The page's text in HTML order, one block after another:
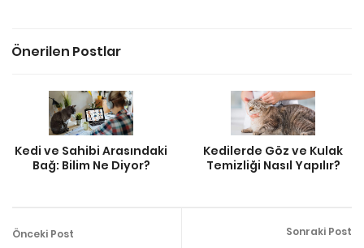
Önerilen Postlar
Kedi ve Sahibi Arasındaki
Bağ: Bilim Ne Diyor?
Kedilerde Göz ve Kulak
Temizliği Nasıl Yapılır?
Önceki Post Sonraki Post